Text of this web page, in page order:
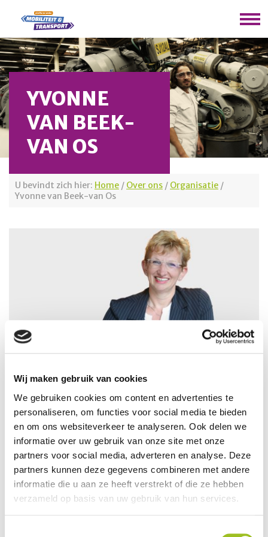
Wij maken gebruik van cookies
We gebruiken cookies om content en advertenties te
personaliseren, om functies voor social media te bieden
en om ons websiteverkeer te analyseren. Ook delen we
informatie over uw gebruik van onze site met onze
partners voor social media, adverteren en analyse. Deze
partners kunnen deze gegevens combineren met andere
informatie die u aan ze heeft verstrekt of die ze hebben
verzameld op basis van uw gebruik van hun services.
YVONNE
VAN BEEK-
VAN OS
U bevindt zich hier: Home / Over ons / Organisatie /
Yvonne van Beek-van Os
Yvonne van Beek-van Os
“Yvonne, wil je een e-mail sturen naar… over … met
daarin …., …. en ….?” Heerlijk vind ik dat. Met een paar
steekwoorden aan de slag gaan om een tekst te maken
en daar vervolgens op door te pakken, een stap extra
zetten om het voor een ander makkelijker te maken.
Geef me daarnaast een takenpakket waarin